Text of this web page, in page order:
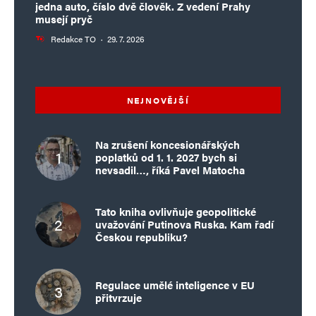
jedna auto, číslo dvě člověk. Z vedení Prahy
musejí pryč
Redakce TO · 29. 7. 2026
NEJNOVĚJŠÍ
Na zrušení koncesionářských
poplatků od 1. 1. 2027 bych si
nevsadil…, říká Pavel Matocha
Tato kniha ovlivňuje geopolitické
uvažování Putinova Ruska. Kam řadí
Českou republiku?
Regulace umělé inteligence v EU
přitvrzuje